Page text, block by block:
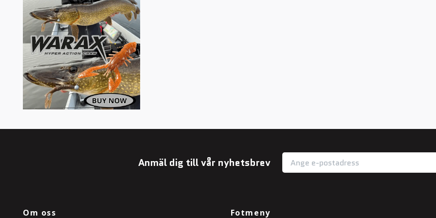
Anmäl dig till vår nyhetsbrev
Om oss Fotmeny